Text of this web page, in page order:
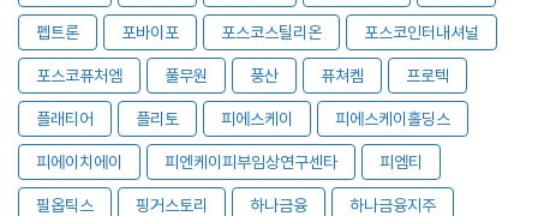
펩트론 포바이포 포스코스틸리온 포스코인터내셔널
포스코퓨처엠 풀무원 풍산 퓨쳐켐 프로텍
플래티어 플리토 피에스케이 피에스케이홀딩스
피에이치에이 피엔케이피부임상연구센타 피엠티
필옵틱스 핑거스토리 하나금융 하나금융지주